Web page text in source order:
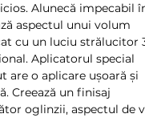
Alunecă impecabil
aspectul unui volum
cu un luciu strălucitor
Aplicatorul special
are o aplicare ușoară și
Creează un finisaj
oglinzii, aspectul de